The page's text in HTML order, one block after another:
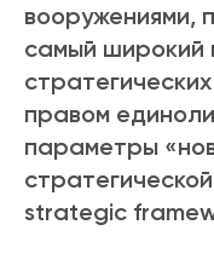
вооружениями,
самый широкий
правом
параметры
strategic